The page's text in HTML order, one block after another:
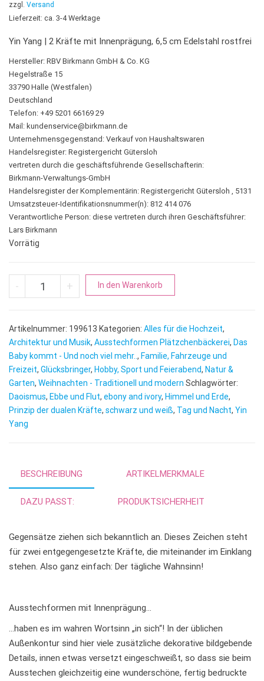
zzgl. Versand
Lieferzeit: ca. 3-4 Werktage
Yin Yang | 2 Kräfte mit Innenprägung, 6,5 cm Edelstahl rostfrei
Hersteller: RBV Birkmann GmbH & Co. KG
Hegelstraße 15
33790 Halle (Westfalen)
Deutschland
Telefon: +49 5201 66169 29
Mail: kundenservice@birkmann.de
Unternehmensgegenstand: Verkauf von Haushaltswaren
Handelsregister: Registergericht Gütersloh
vertreten durch die geschäftsführende Gesellschafterin:
Birkmann-Verwaltungs-GmbH
Handelsregister der Komplementärin: Registergericht Gütersloh , 5131
Umsatzsteuer-Identifikationsnummer(n): 812 414 076
Verantwortliche Person: diese vertreten durch ihren Geschäftsführer:
Lars Birkmann
Vorrätig
- Yin Yang | 2 Kräfte mit Innenprägung Menge
+ In den Warenkorb
e
r
n
a
t
i
v
Artikelnummer: 199613 Kategorien: Alles für die Hochzeit,
Architektur und Musik, Ausstechformen Plätzchenbäckerei, Das
Baby kommt - Und noch viel mehr.., Familie, Fahrzeuge und
Freizeit, Glücksbringer, Hobby, Sport und Feierabend, Natur &
Garten, Weihnachten - Traditionell und modern Schlagwörter:
Daoismus, Ebbe und Flut, ebony and ivory, Himmel und Erde,
Prinzip der dualen Kräfte, schwarz und weiß, Tag und Nacht, Yin
Yang
BESCHREIBUNG ARTIKELMERKMALE
DAZU PASST: PRODUKTSICHERHEIT
Gegensätze ziehen sich bekanntlich an. Dieses Zeichen steht
für zwei entgegengesetzte Kräfte, die miteinander im Einklang
stehen. Also ganz einfach: Der tägliche Wahnsinn!
Ausstechformen mit Innenprägung…
…haben es im wahren Wortsinn „in sich“! In der üblichen
Außenkontur sind hier viele zusätzliche dekorative bildgebende
Details, innen etwas versetzt eingeschweißt, so dass sie beim
Ausstechen gleichzeitig eine wunderschöne, fertig bedruckte